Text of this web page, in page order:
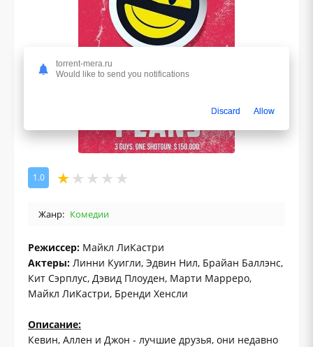
1.0
Жанр: Комедии
Режиссер: Майкл ЛиКастри
Актеры: Линни Куигли, Эдвин Нил, Брайан Баллэнс,
Кит Сэрплус, Дэвид Плоуден, Марти Марреро,
Майкл ЛиКастри, Бренди Хенсли
Описание:
Кевин, Аллен и Джон - лучшие друзья, они недавно
torrent-mera.ru
Would like to send you notifications
Discard Allow